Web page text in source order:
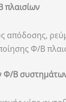
πλαισίων
απόδοσης,
Φ/Β
Φ/Β